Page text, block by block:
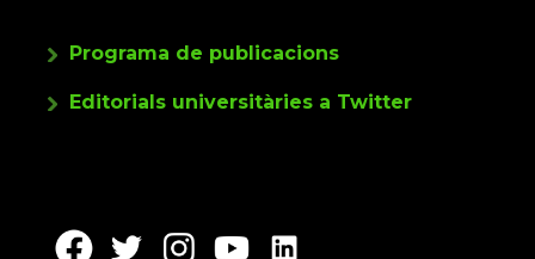
Programa de publicacions
Editorials universitàries a Twitter